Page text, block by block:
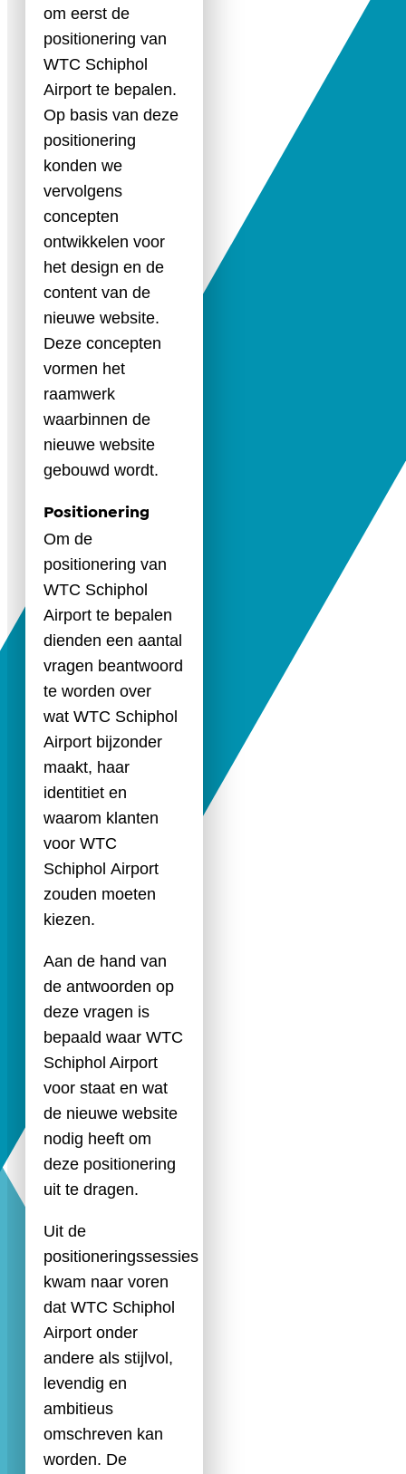
om eerst de
positionering van
WTC Schiphol
Airport te bepalen.
Op basis van deze
positionering
konden we
vervolgens
concepten
ontwikkelen voor
het design en de
content van de
nieuwe website.
Deze concepten
vormen het
raamwerk
waarbinnen de
nieuwe website
gebouwd wordt.
Positionering
Om de
positionering van
WTC Schiphol
Airport te bepalen
dienden een aantal
vragen beantwoord
te worden over
wat WTC Schiphol
Airport bijzonder
maakt, haar
identitiet en
waarom klanten
voor WTC
Schiphol Airport
zouden moeten
kiezen.
Aan de hand van
de antwoorden op
deze vragen is
bepaald waar WTC
Schiphol Airport
voor staat en wat
de nieuwe website
nodig heeft om
deze positionering
uit te dragen.
Uit de
positioneringssessies
kwam naar voren
dat WTC Schiphol
Airport onder
andere als stijlvol,
levendig en
ambitieus
omschreven kan
worden. De